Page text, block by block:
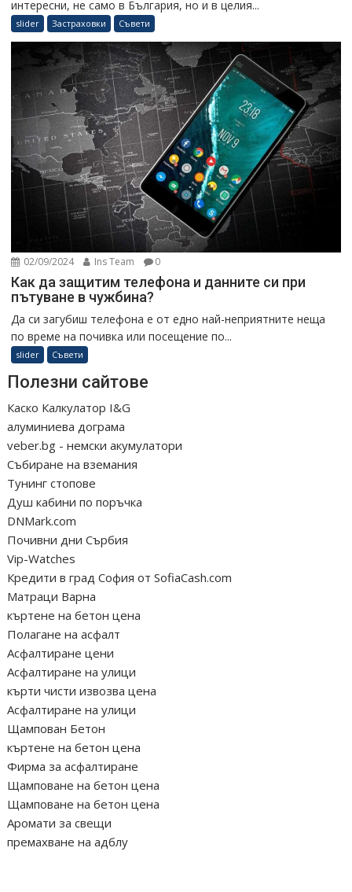
интересни, не само в България, но и в целия...
slider Застраховки Съвети
02/09/2024 Ins Team 0
Как да защитим телефона и данните си при
пътуване в чужбина?
Да си загубиш телефона е от едно най-неприятните неща
по време на почивка или посещение по...
slider Съвети
Полезни сайтове
Каско Калкулатор I&G
алуминиева дограма
veber.bg - немски акумулатори
Събиране на вземания
Тунинг стопове
Душ кабини по поръчка
DNMark.com
Почивни дни Сърбия
Vip-Watches
Кредити в град София от SofiaCash.com
Матраци Варна
къртене на бетон цена
Полагане на асфалт
Асфалтиране цени
Асфалтиране на улици
кърти чисти извозва цена
Асфалтиране на улици
Щампован Бетон
къртене на бетон цена
Фирма за асфалтиране
Щамповане на бетон цена
Щамповане на бетон цена
Аромати за свещи
премахване на адблу